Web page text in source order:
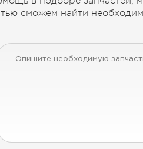
сможем найти